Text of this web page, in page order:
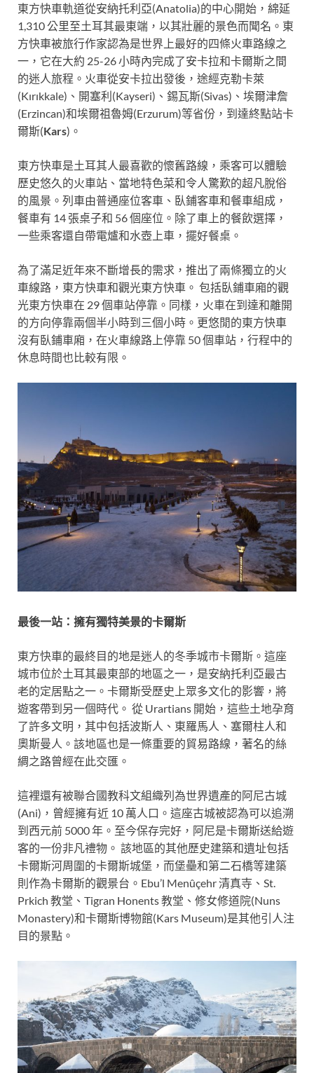
東方快車軌道從安納托利亞(Anatolia)的中心開始，綿延
1,310 公里至土耳其最東端，以其壯麗的景色而聞名。東
方快車被旅行作家認為是世界上最好的四條火車路線之
一，它在大約 25-26 小時內完成了安卡拉和卡爾斯之間
的迷人旅程。火車從安卡拉出發後，途經克勒卡萊
(Kırıkkale)、開塞利(Kayseri)、錫瓦斯(Sivas)、埃爾津詹
(Erzincan)和埃爾祖魯姆(Erzurum)等省份，到達終點站卡
爾斯(Kars)。
東方快車是土耳其人最喜歡的懷舊路線，乘客可以體驗
歷史悠久的火車站、當地特色菜和令人驚歎的超凡脫俗
的風景。列車由普通座位客車、臥鋪客車和餐車組成，
餐車有 14 張桌子和 56 個座位。除了車上的餐飲選擇，
一些乘客還自帶電爐和水壺上車，擺好餐桌。
為了滿足近年來不斷增長的需求，推出了兩條獨立的火
車線路，東方快車和觀光東方快車。 包括臥鋪車廂的觀
光東方快車在 29 個車站停靠。同樣，火車在到達和離開
的方向停靠兩個半小時到三個小時。更悠閒的東方快車
沒有臥鋪車廂，在火車線路上停靠 50 個車站，行程中的
休息時間也比較有限。
最後一站：擁有獨特美景的卡爾斯
東方快車的最終目的地是迷人的冬季城市卡爾斯。這座
城市位於土耳其最東部的地區之一，是安納托利亞最古
老的定居點之一。卡爾斯受歷史上眾多文化的影響，將
遊客帶到另一個時代。 從 Urartians 開始，這些土地孕育
了許多文明，其中包括波斯人、東羅馬人、塞爾柱人和
奧斯曼人。該地區也是一條重要的貿易路線，著名的絲
綢之路曾經在此交匯。
這裡還有被聯合國教科文組織列為世界遺產的阿尼古城
(Ani)，曾經擁有近 10 萬人口。這座古城被認為可以追溯
到西元前 5000 年。至今保存完好，阿尼是卡爾斯送給遊
客的一份非凡禮物。 該地區的其他歷史建築和遺址包括
卡爾斯河周圍的卡爾斯城堡，而堡壘和第二石橋等建築
則作為卡爾斯的觀景台。Ebu’l Menûçehr 清真寺、St.
Prkich 教堂、Tigran Honents 教堂、修女修道院(Nuns
Monastery)和卡爾斯博物館(Kars Museum)是其他引人注
目的景點。